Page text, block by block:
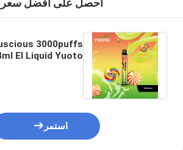
احصل على افضل
3000puffs
El Liquid Yuoto
استمر